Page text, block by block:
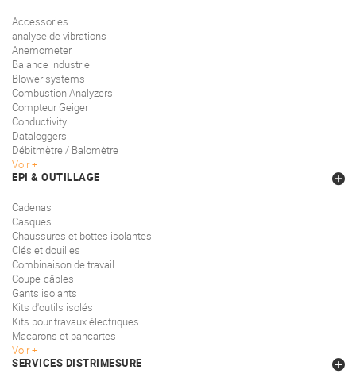
Accessories
analyse de vibrations
Anemometer
Balance industrie
Blower systems
Combustion Analyzers
Compteur Geiger
Conductivity
Dataloggers
Débitmètre / Balomètre
Voir
EPI & OUTILLAGE
Cadenas
Casques
Chaussures et bottes isolantes
Clés et douilles
Combinaison de travail
Coupe-câbles
Gants isolants
Kits d'outils isolés
Kits pour travaux électriques
Macarons et pancartes
Voir
SERVICES DISTRIMESURE